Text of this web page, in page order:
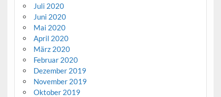
Juli 2020
Juni 2020
Mai 2020
April 2020
März 2020
Februar 2020
Dezember 2019
November 2019
Oktober 2019